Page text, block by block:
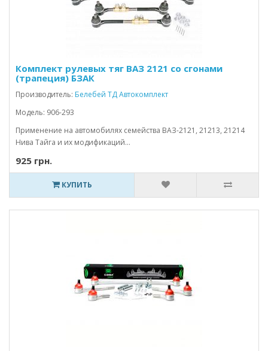
Комплект рулевых тяг ВАЗ 2121 со сгонами
(трапеция) БЗАК
Производитель: Белебей ТД Автокомплект
Модель: 906-293
Применение на автомобилях семейства ВАЗ-2121, 21213, 21214
Нива Тайга и их модификаций...
925 грн.
КУПИТЬ